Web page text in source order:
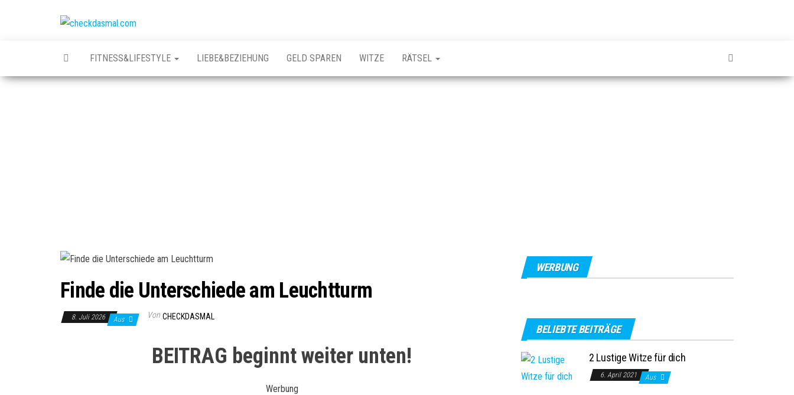
FITNESS&LIFESTYLE LIEBE&BEZIEHUNG GELD SPAREN WITZE RÄTSEL
Finde die Unterschiede am Leuchtturm
8. Juli 2026 Aus Von CHECKDASMAL
BEITRAG beginnt weiter unten!
Werbung
WERBUNG
BELIEBTE BEITRÄGE
2 Lustige Witze für dich
6. April 2021 Aus